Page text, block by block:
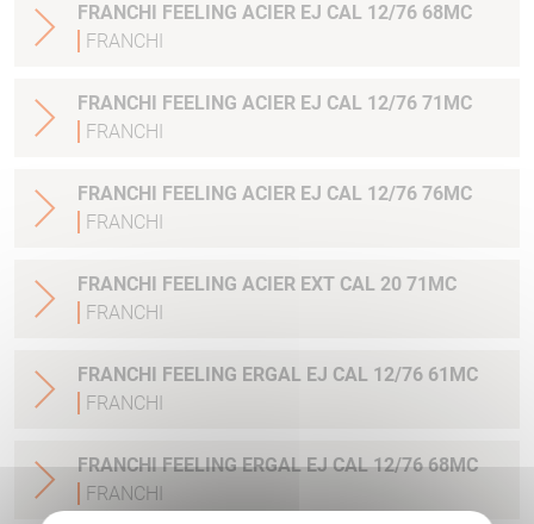
FRANCHI FEELING ACIER EJ CAL 12/76 68MC
FRANCHI
FRANCHI FEELING ACIER EJ CAL 12/76 71MC
FRANCHI
FRANCHI FEELING ACIER EJ CAL 12/76 76MC
FRANCHI
FRANCHI FEELING ACIER EXT CAL 20 71MC
FRANCHI
FRANCHI FEELING ERGAL EJ CAL 12/76 61MC
FRANCHI
FRANCHI FEELING ERGAL EJ CAL 12/76 68MC
FRANCHI